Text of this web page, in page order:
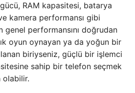
RAM kapasitesi, batarya
kamera performansı gibi
performansını doğrudan
oyun oynayan ya da yoğun bir
biriyseniz, güçlü bir işlemci
sahip bir telefon seçmek
olabilir.